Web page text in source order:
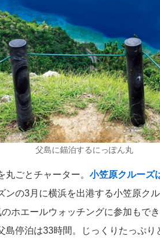
父島に錨泊するにっぽん丸
ごとチャーター。 小笠原クルーズ
ンの3月に横浜を出港する小笠原ク
ホエールウォッチングに参加もで
島停泊は33時間。じっくりたっぷり